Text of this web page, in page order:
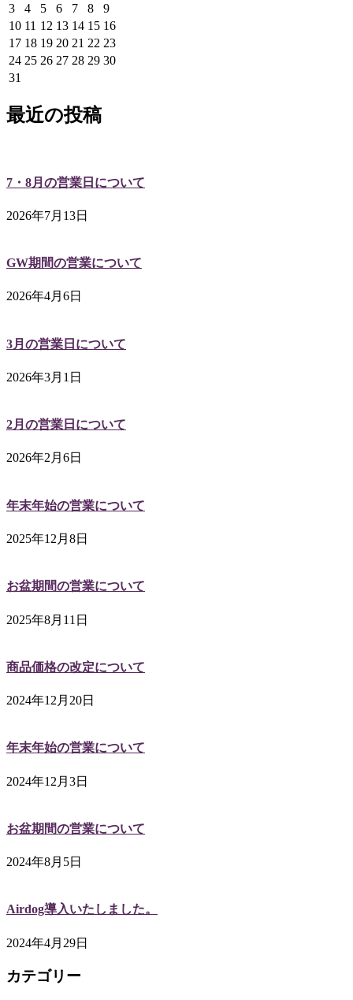
3
4 5 6 7 8
9
10 11 12 13 14 15 16
17 18 19 20 21 22 23
24 25 26 27 28 29 30
31
最近の投稿
7・8月の営業日について
2026年7月13日
GW期間の営業について
2026年4月6日
3月の営業日について
2026年3月1日
2月の営業日について
2026年2月6日
年末年始の営業について
2025年12月8日
お盆期間の営業について
2025年8月11日
商品価格の改定について
2024年12月20日
年末年始の営業について
2024年12月3日
お盆期間の営業について
2024年8月5日
Airdog導入いたしました。
2024年4月29日
カテゴリー